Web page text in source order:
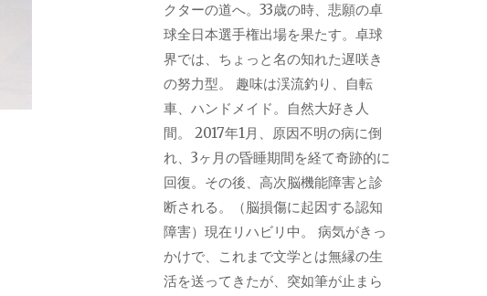
クターの道へ。33歳の時、悲願の卓
球全日本選手権出場を果たす。卓球
界では、ちょっと名の知れた遅咲き
の努力型。 趣味は渓流釣り、自転
車、ハンドメイド。自然大好き人
間。 2017年1月、原因不明の病に倒
れ、3ヶ月の昏睡期間を経て奇跡的に
回復。その後、高次脳機能障害と診
断される。（脳損傷に起因する認知
障害）現在リハビリ中。 病気がきっ
かけで、これまで文学とは無縁の生
活を送ってきたが、突如筆が止まら